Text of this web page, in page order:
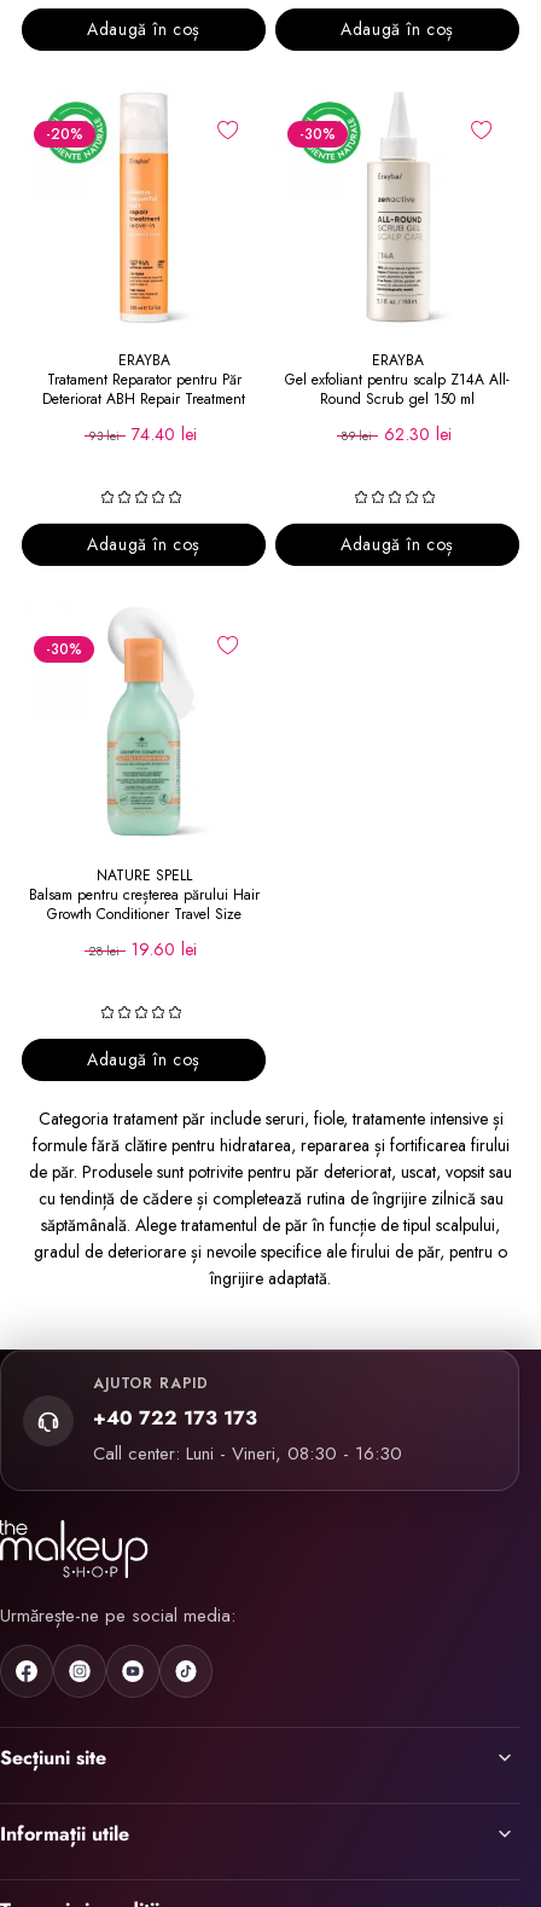
Adaugă în coș Adaugă în coș
-20%
ERAYBA
Tratament Reparator pentru Păr
Deteriorat ABH Repair Treatment
93 lei 74.40 lei
Adaugă în coș
-30%
ERAYBA
Gel exfoliant pentru scalp Z14A All-
Round Scrub gel 150 ml
89 lei 62.30 lei
Adaugă în coș
-30%
NATURE SPELL
Balsam pentru creșterea părului Hair
Growth Conditioner Travel Size
28 lei 19.60 lei
Adaugă în coș
Categoria tratament păr include seruri, fiole, tratamente intensive și
formule fără clătire pentru hidratarea, repararea și fortificarea firului
de păr. Produsele sunt potrivite pentru păr deteriorat, uscat, vopsit sau
cu tendință de cădere și completează rutina de îngrijire zilnică sau
săptămânală. Alege tratamentul de păr în funcție de tipul scalpului,
gradul de deteriorare și nevoile specifice ale firului de păr, pentru o
îngrijire adaptată.
AJUTOR RAPID
+40 722 173 173
Call center: Luni - Vineri, 08:30 - 16:30
Urmărește-ne pe social media:
Secțiuni site
Informații utile